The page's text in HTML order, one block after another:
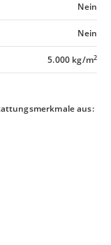
Nein
Nein
5.000 kg/m2
aus: